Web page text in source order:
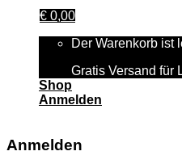
€ 0,00
Der Warenkorb ist
Gratis Versand für
Shop
Anmelden
Anmelden